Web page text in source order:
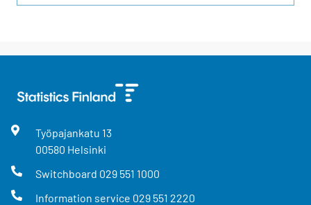
Työpajankatu 13
00580 Helsinki
Switchboard 029 551 1000
Information service 029 551 2220